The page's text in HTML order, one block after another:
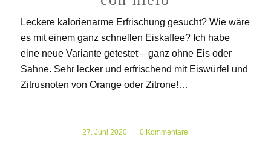
Leckere kalorienarme Erfrischung gesucht? Wie wäre
es mit einem ganz schnellen Eiskaffee? Ich habe
eine neue Variante getestet – ganz ohne Eis oder
Sahne. Sehr lecker und erfrischend mit Eiswürfel und
Zitrusnoten von Orange oder Zitrone!…
27. Juni 2020
/ 0 Kommentare